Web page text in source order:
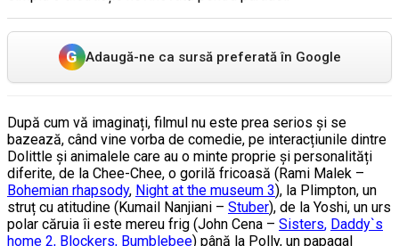
G Adaugă-ne ca sursă preferată în Google
După cum vă imaginați, filmul nu este prea serios și se
bazează, când vine vorba de comedie, pe interacțiunile dintre
Dolittle și animalele care au o minte proprie și personalități
diferite, de la Chee-Chee, o gorilă fricoasă (Rami Malek –
Bohemian rhapsody, Night at the museum 3), la Plimpton, un
struț cu atitudine (Kumail Nanjiani – Stuber), de la Yoshi, un urs
polar căruia îi este mereu frig (John Cena – Sisters, Daddy`s
home 2, Blockers, Bumblebee) până la Polly, un papagal